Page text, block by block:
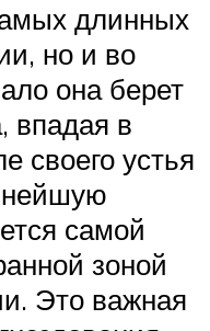
длинных
но и во
она берет
впадая в
своего устья
самой
зоной
Это важная